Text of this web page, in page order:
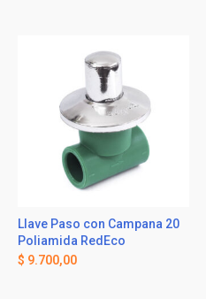
Llave Paso con Campana 20
Poliamida RedEco
$ 9.700,00